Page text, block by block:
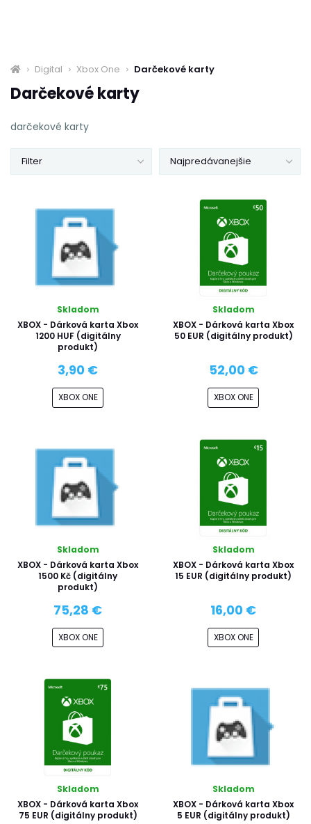
Digital Xbox One Darčekové karty
Darčekové karty
darčekové karty
Najpredávanejšie
Filter
Skladom
XBOX - Dárková karta Xbox
1200 HUF (digitálny
produkt)
3,90 €
XBOX ONE
Skladom
XBOX - Dárková karta Xbox
50 EUR (digitálny produkt)
52,00 €
XBOX ONE
Skladom
XBOX - Dárková karta Xbox
1500 Kč (digitálny
produkt)
75,28 €
XBOX ONE
Skladom
XBOX - Dárková karta Xbox
15 EUR (digitálny produkt)
16,00 €
XBOX ONE
Skladom
XBOX - Dárková karta Xbox
75 EUR (digitálny produkt)
Skladom
XBOX - Dárková karta Xbox
5 EUR (digitálny produkt)